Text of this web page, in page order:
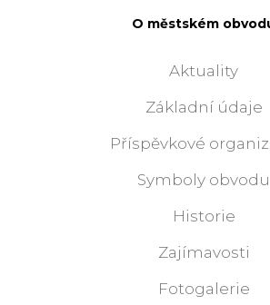
O městském
Aktuality
Základní údaje
Příspěvkové
Symboly obvodu
Historie
Zajímavosti
Fotogalerie